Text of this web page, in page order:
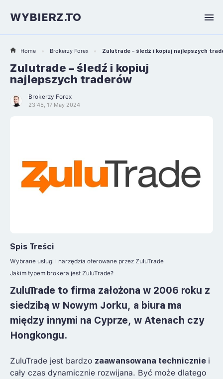
WYBIERZ.TO
Home Brokerzy Forex Zulutrade – śledź i kopiuj najlepszych
Zulutrade – śledź i kopiuj
najlepszych traderów
Brokerzy Forex
23:45, 17 May 2024
Spis Treści
Wybrane usługi i narzędzia oferowane przez ZuluTrade
Jakim typem brokera jest ZuluTrade?
ZuluTrade to firma założona w 2006 roku z
siedzibą w Nowym Jorku, a biura ma
między innymi na Cyprze, w Atenach czy
Hongkongu.
ZuluTrade jest bardzo zaawansowana technicznie i
cały czas dynamicznie rozwijana. Być może dlatego